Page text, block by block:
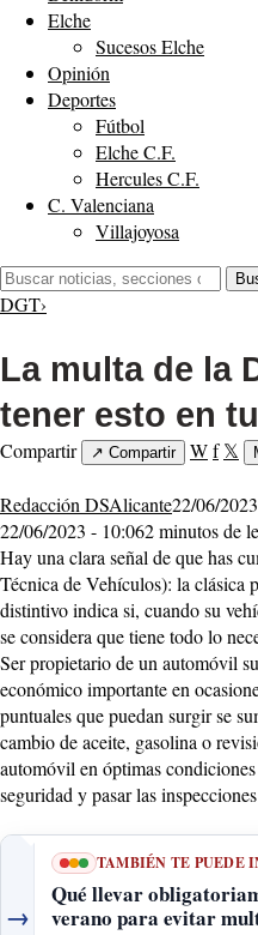
Elche
Sucesos Elche
Opinión
Deportes
Fútbol
Elche C.F.
Hercules C.F.
C. Valenciana
Villajoyosa
Buscar:
DGT›
La multa de la
tener esto en
Compartir ↗ Compartir Wf 𝕏
Redacción DSAlicante22/06/
22/06/2023 - 10:062 minutos de
Hay una clara señal de que has
Técnica de Vehículos): la clásica
distintivo indica si, cuando su
se considera que tiene todo lo
Ser propietario de un automóvil
económico importante en
puntuales que puedan surgir se
cambio de aceite, gasolina o
automóvil en óptimas
seguridad y pasar las
→
TAMBIÉN TE PUEDE
Qué llevar
verano para evitar